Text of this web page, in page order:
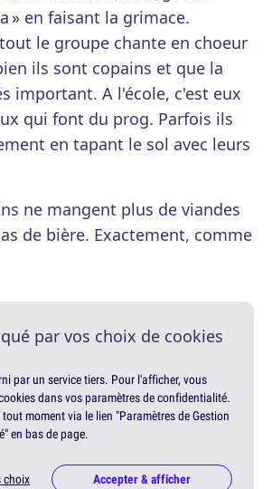
» en faisant la grimace.
le groupe chante en choeur
ils sont copains et que la
important. A l'école, c'est eux
qui font du prog. Parfois ils
en tapant le sol avec leurs
ne mangent plus de viandes
de bière. Exactement, comme
par vos choix de cookies
par un service tiers. Pour l'afficher, vous
dans vos paramètres de confidentialité.
moment via le lien "Paramètres de Gestion
en bas de page.
choix Accepter & afficher